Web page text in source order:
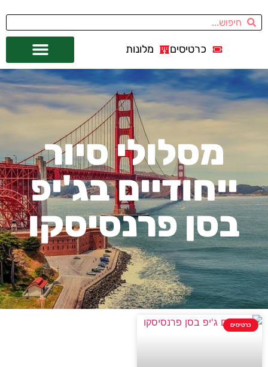
כרטיסים מלונות
מסלולי סיור
ייחודיים בג'יפ
בסן פרנסיסקו
כרטיסים